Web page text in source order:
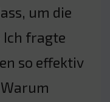
um die
Ich fragte
so effektiv